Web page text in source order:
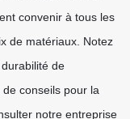
convenir à tous les
de matériaux. Notez
de
de conseils pour la
notre entreprise